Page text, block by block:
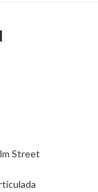
Street